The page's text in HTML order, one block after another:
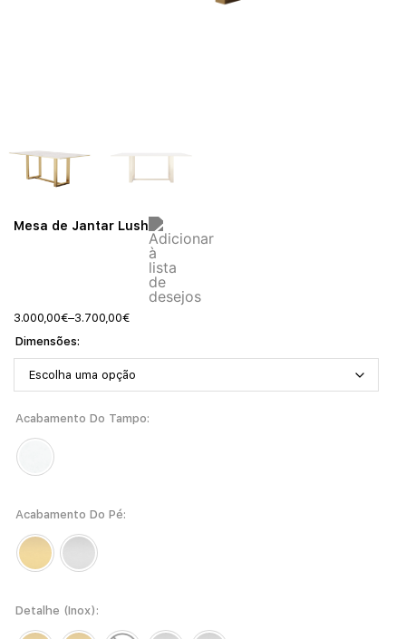
Mesa de Jantar Lush
3.000,00€–3.700,00€
Dimensões
Acabamento Do Tampo
Acabamento Do Pé
Detalhe (Inox)